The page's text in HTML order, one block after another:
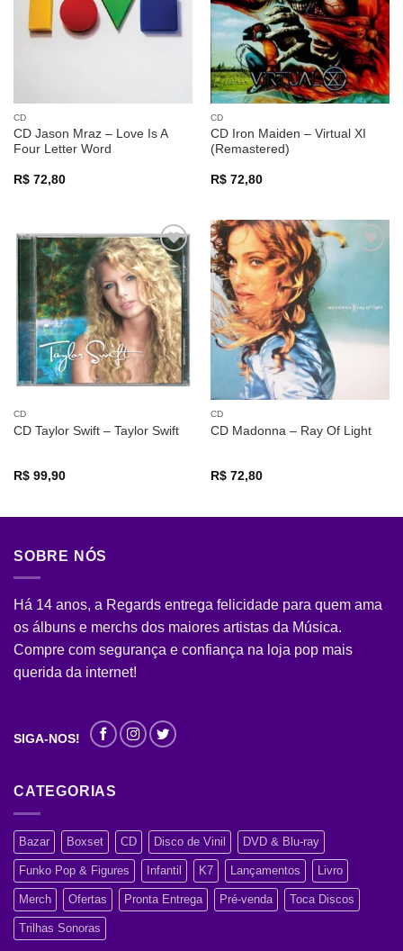
CD
CD Jason Mraz – Love Is A
Four Letter Word
R$72,80
CD
CD Iron Maiden – Virtual XI
(Remastered)
R$72,80
Adicionar
a lista de
desejos
CD
CD Taylor Swift – Taylor Swift
R$99,90
CD
CD Madonna – Ray Of Light
R$72,80
SOBRE NÓS
Há 14 anos, a Regards entrega felicidade para quem ama
os álbuns e merchs dos maiores artistas da Música.
Compre com segurança e confiança na loja pop mais
querida da internet!
SIGA-NOS!
CATEGORIAS
Bazar Boxset CD Disco de Vinil DVD & Blu-ray
Funko Pop & Figures Infantil K7 Lançamentos Livro
Merch Ofertas Pronta Entrega Pré-venda Toca Discos
Trilhas Sonoras